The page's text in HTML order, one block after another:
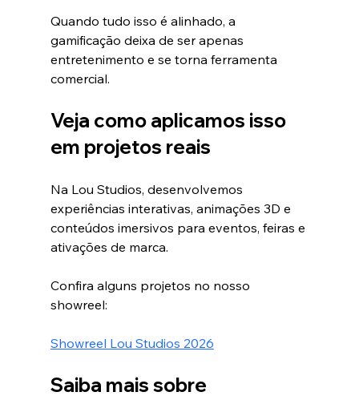
Quando tudo isso é alinhado, a
gamificação deixa de ser apenas
entretenimento e se torna ferramenta
comercial.
Veja como aplicamos isso
em projetos reais
Na Lou Studios, desenvolvemos
experiências interativas, animações 3D e
conteúdos imersivos para eventos, feiras e
ativações de marca.
Confira alguns projetos no nosso
showreel:
Showreel Lou Studios 2026
Saiba mais sobre